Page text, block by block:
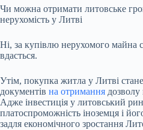
Чи можна отримати литовське
нерухомість у Литві
Ні, за купівлю нерухомого
вдасться.
Утім, покупка житла у Литві
документів на отримання дозволу
Адже інвестиція у литовський
платоспроможність іноземця і
задля економічного зростання